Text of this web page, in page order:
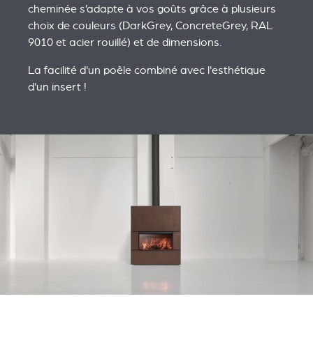
cheminée s’adapte à vos goûts grâce à plusieurs
choix de couleurs (DarkGrey, ConcreteGrey, RAL
9010 et acier rouillé) et de dimensions.
La facilité d'un poêle combiné avec l'esthétique
d'un insert !